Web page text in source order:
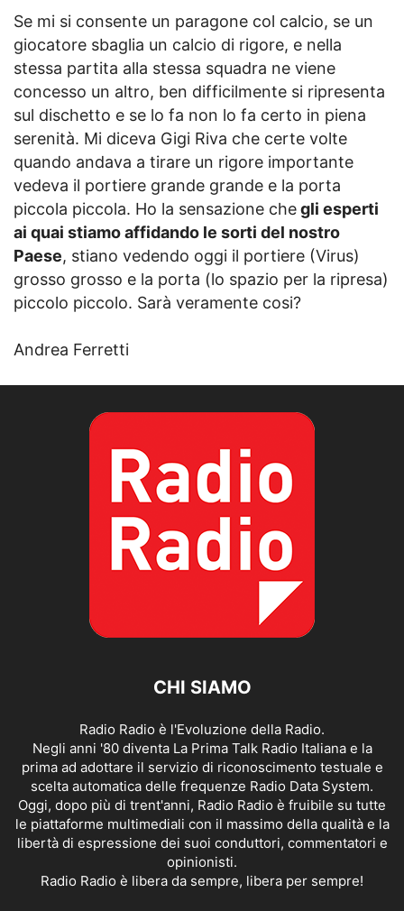
Se mi si consente un paragone col calcio, se un
giocatore sbaglia un calcio di rigore, e nella
stessa partita alla stessa squadra ne viene
concesso un altro, ben difficilmente si ripresenta
sul dischetto e se lo fa non lo fa certo in piena
serenità. Mi diceva Gigi Riva che certe volte
quando andava a tirare un rigore importante
vedeva il portiere grande grande e la porta
piccola piccola. Ho la sensazione chegli esperti
ai quai stiamo affidando le sorti del nostro
Paese, stiano vedendo oggi il portiere (Virus)
grosso grosso e la porta (lo spazio per la ripresa)
piccolo piccolo. Sarà veramente cosi?
Andrea Ferretti
CHI SIAMO
Radio Radio è l'Evoluzione della Radio.
Negli anni '80 diventa La Prima Talk Radio Italiana e la
prima ad adottare il servizio di riconoscimento testuale e
scelta automatica delle frequenze Radio Data System.
Oggi, dopo più di trent'anni, Radio Radio è fruibile su tutte
le piattaforme multimediali con il massimo della qualità e la
libertà di espressione dei suoi conduttori, commentatori e
opinionisti.
Radio Radio è libera da sempre, libera per sempre!